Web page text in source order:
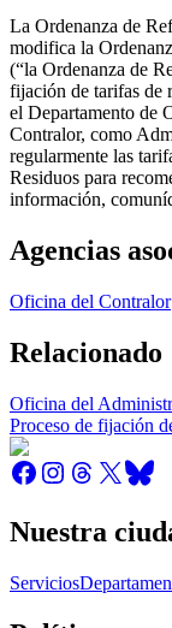
La Ordenanza de
modifica la
(“la Ordenanza de
fijación de tarifas de
el Departamento de
Contralor, como
regularmente las
Residuos para
información,
Agencias
Oficina del Contralor
Relacionado
Oficina del
Proceso de fijación
Nuestra
Servicios